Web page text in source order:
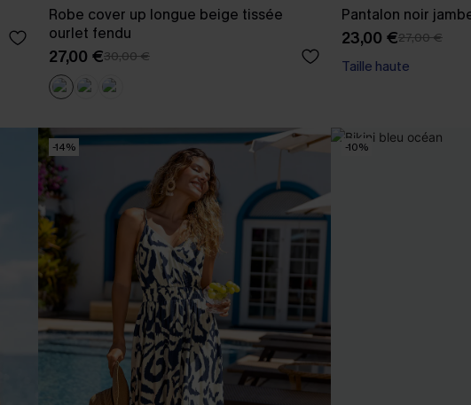
Robe cover up longue beige tissée
ourlet fendu
27,00 €30,00 €
Pantalon noir
23,00 €27,00 €
Taille haute
-14% -10%